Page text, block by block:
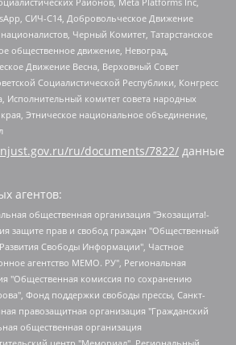
СИЧ-С14, Добровольческое Движение
Черный Комитет, Татарстанское
общественное движение, Невоград,
Движение Весна, Верховный Совет
Социалистической Республики, Конгресс
Исполнительный комитет совета народных
Этническое национальное объединение,
ru/documents/7822/ данные
агентов:
регистрации 10.06.2014), Некоммерческая организация "Фонд по борьбе с коррупцией", Автономная некоммерческая организация "Институт права и публичной политики", Баданин Роман Сергеевич, Гликин Максим Александрович, Железнова Мария Михайловна, Лукьянова Юлия Сергеевна, Маетная Елизавета Витальевна, Маняхин Петр Борисович, Чуракова Ольга Владимировна, Ярош Юлия Петровна, Юридическое лицо "The Insider SIA", зарегистрированное в Риге, Латвийская Республика (дата регистрации 26.06.2015), являющееся администратором доменного имени интернет-издания "The Insider SIA", https://theins.ru, Постернак Алексей Евгеньевич, Рубин Михаил Аркадьевич, Анин Роман Александрович, Юридическое лицо Istories fonds, зарегистрированное в Латвийской Республике (регистрационный номер 50008295751, дата регистрации 24.02.2020), Великовский Дмитрий Александрович, Долинина Ирина Николаевна, Мароховская Алеся Алексеевна, Шлейнов Роман Юрьевич, Шмагун Олеся Валентиновна, Общество с ограниченной ответственностью "Альтаир 2021", Общество с ограниченной ответственностью "Вега 2021", Общество с ограниченной ответственностью "Главный редактор 2021", Общество с ограниченной ответственностью "Ромашки монолит", Важенков Артем Валерьевич, Ивановская областная общественная организация "Центр гендерных исследований", Гурман Юрий Альбертович, Медиапроект "ОВД-Инфо", Егоров Владимир Владимирович, Жилинский Владимир Александрович, Общество с ограниченной ответственностью "ЗП", Иванова София Юрьевна, Карезина Инна Павловна, Кильтау Екатерина Викторовна, Петров Алексей Викторович, Пискунов Сергей Евгеньевич, Смирнов Сергей Сергеевич, Тихонов Михаил Сергеевич, Общество с ограниченной ответственностью "ЖУРНАЛИСТ-ИНОСТРАННЫЙ АГЕНТ", Арапова Галина Юрьевна, Вольтская Татьяна Анатольевна, Американская компания "Mason G.E.S. Anonymous Foundation" (США), являющаяся владельцем интернет-издания https://mnews.world/, Компания "Stichting Bellingcat", зарегистрированная в Нидерландах (дата регистрации 11.07.2018), Захаров Андрей Вячеславович, Клепиковская Екатерина Дмитриевна, Общество с ограниченной ответственностью "МЕМО", Перл Роман Александрович, Симонов Евгений Алексеевич, Соловьева Елена Анатольевна, Сотников Даниил Владимирович, Сурначева Елизавета Дмитриевна, Автономная некоммерческая организация по защите прав человека и информированию населения "Якутия – Наше Мнение", Общество с ограниченной ответственностью "Москоу диджитал медиа", с 26.01.2023 Общество с ограниченной ответственностью "Чайка Белые сады", Ветошкина Валерия Валерьевна, Заговора Максим Александрович, Межрегиональное общественное движение "Российская ЛГБТ - сеть", Оленичев Максим Владимирович, Павлов Иван Юрьевич, Скворцова Елена Сергеевна, Общество с ограниченной ответственностью "Как бы инагент", Кочетков Игорь Викторович, Общество с ограниченной ответственностью "Честные выборы", Еланчик Олег Александрович, Общество с ограниченной ответственностью "Нобелевский призыв", Гималова Регина Эмилевна, Григорьев Андрей Валерьевич, Григорьева Алина Александровна, Ассоциация по содействию защите прав призывников, альтернативнослужащих и военнослужащих "Правозащитная группа "Гражданин.Армия.Право", Хисамова Регина Фаритовна, Автономная некоммерческая организация по реализации социально-правовых программ "Лилит", Дальневосточное общественное движение "Маяк", Санкт-Петербургская ЛГБТ-инициативная группа "Выход", Инициативная группа ЛГБТ+ "Реверс", Алексеев Андрей Викторович, Бекбулатова Таисия Львовна, Беляев Иван Михайлович, Владыкина Елена Сергеевна, Гельман Марат Александрович, Никульшина Вероника Юрьевна, Толоконникова Надежда Андреевна, Шендерович Виктор Анатольевич, Общество с ограниченной ответственностью "Данное сообщение", Общество с ограниченной ответственностью Издательский дом "Новая глава", Айнбиндер Александра Александровна, Московский комьюнити-центр для ЛГБТ+инициатив, Благотворительный фонд развития филантропии, Deutsche Welle (Германия, Kurt-Schumacher-Strasse 3, 53113 Bonn), Борзунова Мария Михайловна, Воробьев Виктор Викторович, Голубева Анна Львовна, Константинова Алла Михайловна, Малкова Ирина Владимировна, Мурадов Мурад Абдулгалимович, Осетинская Елизавета Николаевна, Понасенков Евгений Николаевич, Ганапольский Матвей Юрьевич, Киселев Евгений Алексеевич, Борухович Ирина Григорьевна, Дремин Иван Тимофеевич, Дубровский Дмитрий Викторович, Красноярская региональная общественная организация поддержки и развития альтернативных образовательных технологий и межкультурных коммуникаций "ИНТЕРРА", Маяковская Екатерина Алексеевна, Фейгин Марк Захарович, Филимонов Андрей Викторович, Дзугкоева Регина Николаевна, Доброхотов Роман Александрович, Дудь Юрий Александрович, Елкин Сергей Владимирович, Кругликов Кирилл Игоревич, Сабунаева Мария Леонидовна, Семенов Алексей Владимирович, Шаинян Карен Багратович, Шульман Екатерина Михайловна, Асафьев Артур Валерьевич, Вахштайн Виктор Семенович, Венедиктов Алексей Алексеевич, Лушникова Екатерина Евгеньевна, Волков Леонид Михайлович, Невзоров Александр Глебович, Пархоменко Сергей Борисович, Сироткин Ярослав Николаевич, Кара-Мурза Владимир Владимирович, Баранова Наталья Владимировна, Гозман Леонид Яковлевич, Кагарлицкий Борис Юльевич, Климарев Михаил Валерьевич, Милов Владимир Станиславович, Автономная некоммерческая организация Краснодарский центр современного искусства "Типография", Моргенштерн Алишер Тагирович, Соболь Любовь Эдуардовна, Общество с ограниченной ответственностью "ЛИЗА НОРМ", Каспаров Гарри Кимович, Ходорковский Михаил Борисович, Общество с ограниченной ответственностью "Апрельские тезисы", Данилович Ирина Брониславовна, Кашин Олег Владимирович, Петров Николай Владимирович, Пивоваров Алексей Владимирович, Соколов Михаил Владимирович, Цветкова Юлия Владимировна, Чичваркин Евгений Александрович, Комитет против пыток/Команда против пыток, Общество с ограниченной ответственностью "Первый научный", Общество с ограниченной ответственностью "Вертолет и ко", Белоцерковская Вероника Борисовна, Кац Максим Евгеньевич, Лазарева Татьяна Юрьевна, Шаведдинов Руслан Табризович, Яшин Илья Валерьевич, Общество с ограниченной ответственностью "Иноагент ААВ", Алешковский Дмитрий Петрович, Альбац Евгения Марковна, Быков Дмитрий Львович, Галямина Юлия Евгеньевна, Лойко Сергей Леонидович, Мартынов Кирилл Константинович, Медведев Сергей Александрович, Крашенинников Федор Геннадиевич, Гордеева Катерина Вл